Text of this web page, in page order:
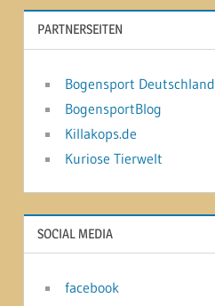
PARTNERSEITEN
Bogensport Deutschland
BogensportBlog
Killakops.de
Kuriose Tierwelt
SOCIAL MEDIA
facebook